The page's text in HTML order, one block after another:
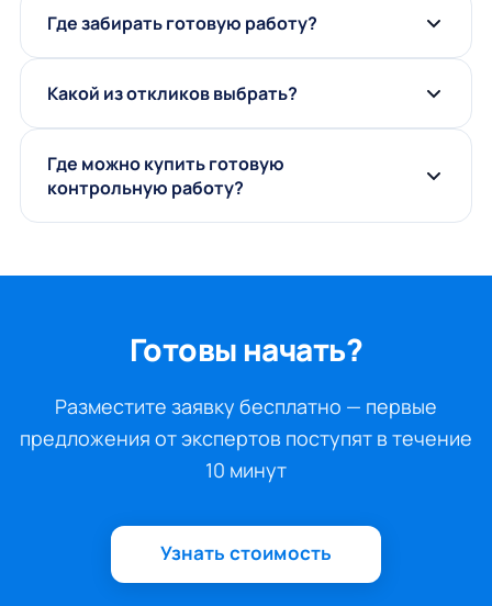
Где забирать готовую работу?
Какой из откликов выбрать?
Где можно купить готовую
контрольную работу?
Готовы начать?
Разместите заявку бесплатно — первые
предложения от экспертов поступят в течение
10 минут
Узнать стоимость